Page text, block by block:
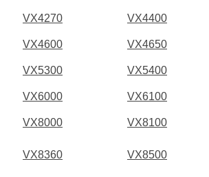
VX4270 VX4400
VX4600 VX4650
VX5300 VX5400
VX6000 VX6100
VX8000 VX8100
VX8360 VX8500